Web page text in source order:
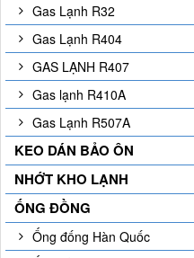
Gas Lạnh R32
Gas Lạnh R404
GAS LẠNH R407
Gas lạnh R410A
Gas Lạnh R507A
KEO DÁN BẢO ÔN
NHỚT KHO LẠNH
ỐNG ĐỒNG
Ống đống Hàn Quốc